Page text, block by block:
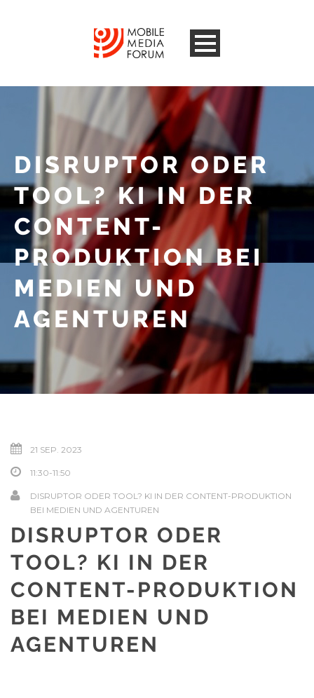
DISRUPTOR ODER
TOOL? KI IN DER
CONTENT-
PRODUKTION BEI
MEDIEN UND
AGENTUREN
21 SEP. 2023
11:30-11:50
DISRUPTOR ODER TOOL? KI IN DER CONTENT-PRODUKTION
BEI MEDIEN UND AGENTUREN
DISRUPTOR ODER
TOOL? KI IN DER
CONTENT-PRODUKTION
BEI MEDIEN UND
AGENTUREN